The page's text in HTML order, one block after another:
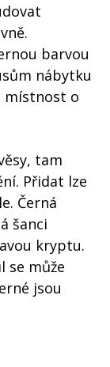
barvou
nábytku
místnost o
tam
Přidat lze
Černá
šanci
kryptu.
se může
jsou